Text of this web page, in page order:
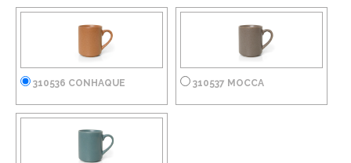
310536 CONHAQUE 310537 MOCCA